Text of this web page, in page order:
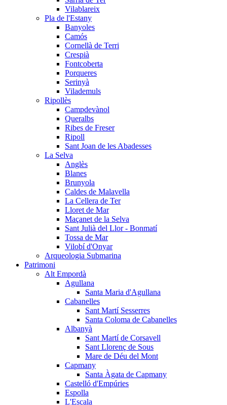
Vilablareix
Pla de l'Estany
Banyoles
Camós
Cornellà de Terri
Crespià
Fontcoberta
Porqueres
Serinyà
Vilademuls
Ripollès
Campdevànol
Queralbs
Ribes de Freser
Ripoll
Sant Joan de les Abadesses
La Selva
Anglès
Blanes
Brunyola
Caldes de Malavella
La Cellera de Ter
Lloret de Mar
Maçanet de la Selva
Sant Julià del Llor - Bonmatí
Tossa de Mar
Vilobí d'Onyar
Arqueologia Submarina
Patrimoni
Alt Empordà
Agullana
Santa Maria d'Agullana
Cabanelles
Sant Martí Sesserres
Santa Coloma de Cabanelles
Albanyà
Sant Martí de Corsavell
Sant Llorenç de Sous
Mare de Déu del Mont
Capmany
Santa Àgata de Capmany
Castelló d'Empúries
Espolla
L'Escala